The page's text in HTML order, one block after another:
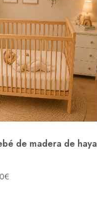
de madera de haya